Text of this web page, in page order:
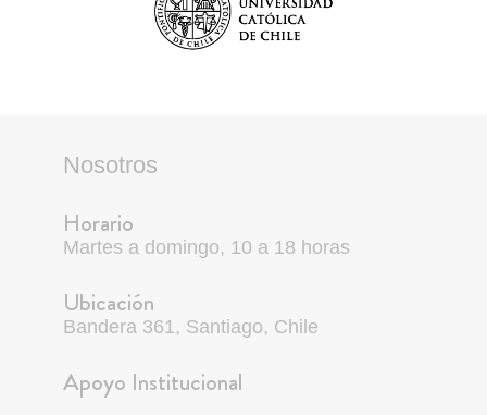
Nosotros
Horario
Martes a domingo, 10 a 18 horas
Ubicación
Bandera 361, Santiago, Chile
Apoyo Institucional